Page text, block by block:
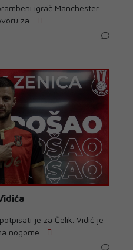
igrač Manchester
za...
je za Čelik. Vidić je
nogome...